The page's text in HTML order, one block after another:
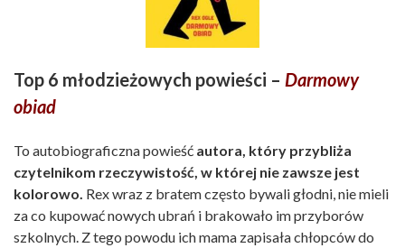
Top 6 młodzieżowych powieści – Darmowy
obiad
To autobiograficzna powieść autora, który przybliża
czytelnikom rzeczywistość, w której nie zawsze jest
kolorowo. Rex wraz z bratem często bywali głodni, nie mieli
za co kupować nowych ubrań i brakowało im przyborów
szkolnych. Z tego powodu ich mama zapisała chłopców do